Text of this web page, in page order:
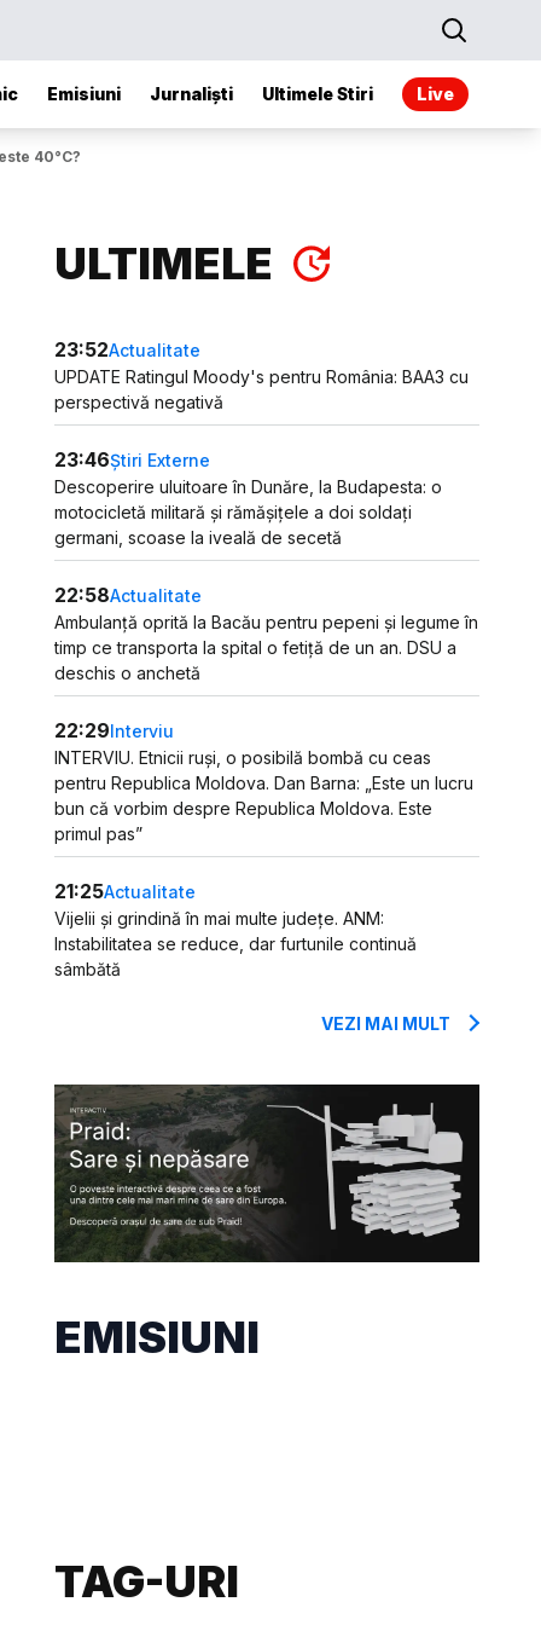
Emisiuni Jurnaliști Ultimele Stiri Live
40°C?
ULTIMELE
23:52Actualitate
UPDATE Ratingul Moody's pentru România: BAA3 cu
perspectivă negativă
23:46Știri Externe
Descoperire uluitoare în Dunăre, la Budapesta: o
motocicletă militară și rămășițele a doi soldați
germani, scoase la iveală de secetă
22:58Actualitate
Ambulanță oprită la Bacău pentru pepeni și legume în
timp ce transporta la spital o fetiță de un an. DSU a
deschis o anchetă
22:29Interviu
INTERVIU. Etnicii ruși, o posibilă bombă cu ceas
pentru Republica Moldova. Dan Barna: „Este un lucru
bun că vorbim despre Republica Moldova. Este
primul pas”
21:25Actualitate
Vijelii și grindină în mai multe județe. ANM:
Instabilitatea se reduce, dar furtunile continuă
sâmbătă
VEZI MAI MULT
EMISIUNI
TAG-URI